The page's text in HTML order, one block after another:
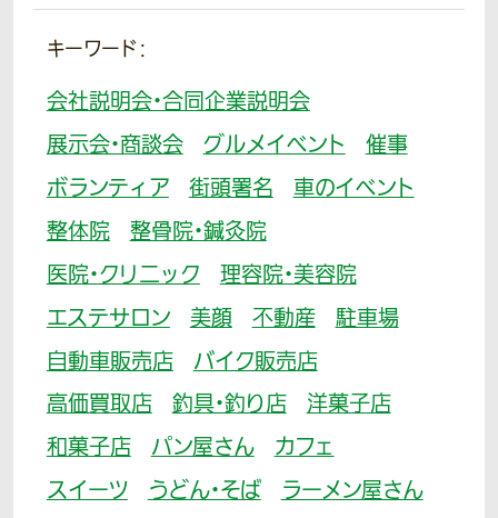
キーワード：
会社説明会・合同企業説明会
展示会・商談会
グルメイベント
催事
ボランティア
街頭署名
車のイベント
整体院
整骨院・鍼灸院
医院・クリニック
理容院・美容院
エステサロン
美顔 不動産
駐車場
自動車販売店
バイク販売店
高価買取店
釣具・釣り店
洋菓子店
和菓子店
パン屋さん
カフェ
スイーツ
うどん・そば
ラーメン屋さん